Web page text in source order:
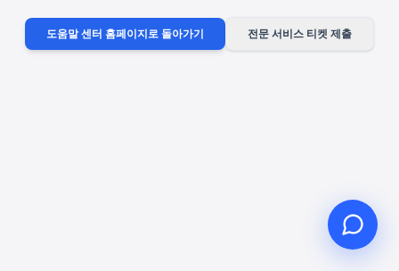
도움말 센터 홈페이지로 돌아가기 전문 서비스 티켓 제출
온라인 고객 서비스가 도와드립니다
온라인 상담 시작